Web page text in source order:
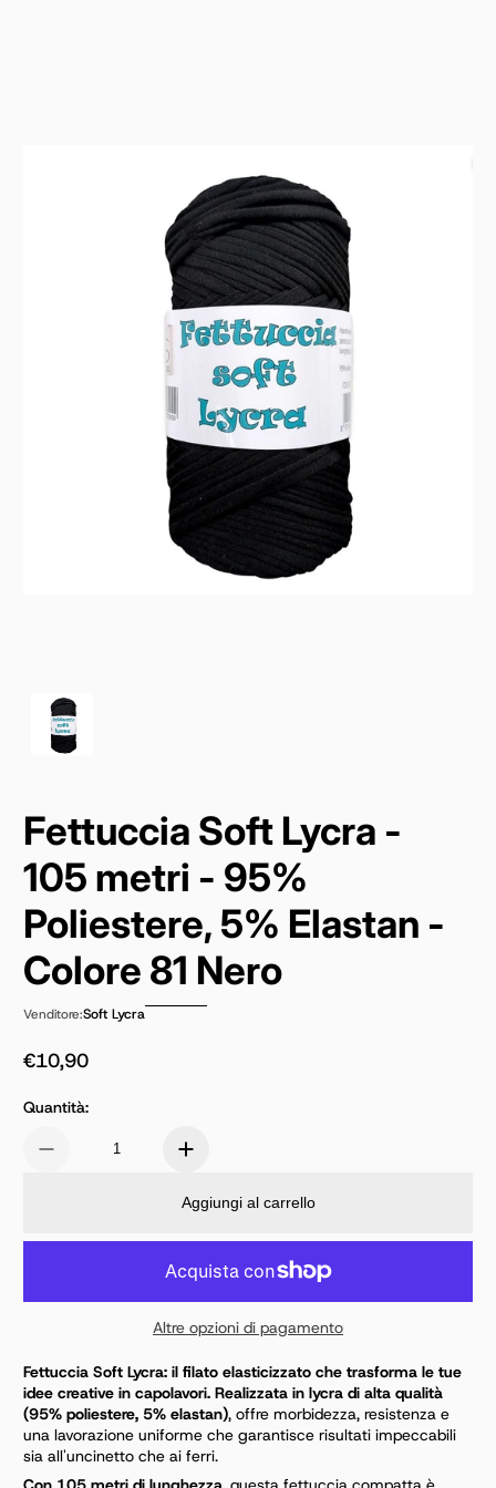
Fettuccia Soft Lycra -
105 metri - 95%
Poliestere, 5% Elastan -
Colore 81 Nero
Venditore:Soft Lycra
Prezzo normale
€10,90
Quantità:
Aggiungi al carrello
Altre opzioni di pagamento
Fettuccia Soft Lycra: il filato elasticizzato che trasforma le tue
idee creative in capolavori. Realizzata in lycra di alta qualità
(95% poliestere, 5% elastan), offre morbidezza, resistenza e
una lavorazione uniforme che garantisce risultati impeccabili
sia all'uncinetto che ai ferri.